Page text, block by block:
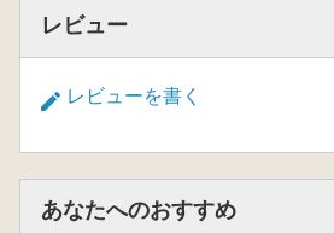
レビュー
レビューを書く
あなたへのおすすめ